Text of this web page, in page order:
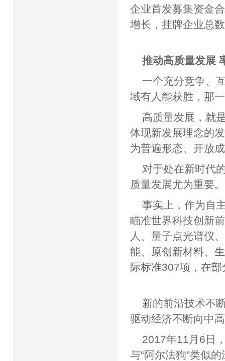
企业首发募集资金
增长，挂牌企业总
推动高质量发展
一个充分竞争、
域有人能获胜，
高质量发展，就
体现新发展理念的
为普遍形态、开
对于处在新时代
质量发展尤为
事实上，作为自
瞄准世界科技创新
人、量子点光谱仪
能、原创新材料、
际标准307项，在部
新的前沿技术不
驱动经济不断向
2017年11月6日
与“阿尔法狗”类似